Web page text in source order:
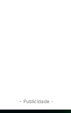
- Publicidade -